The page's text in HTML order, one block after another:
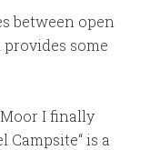
between open
some
I finally
Campsite“ is a